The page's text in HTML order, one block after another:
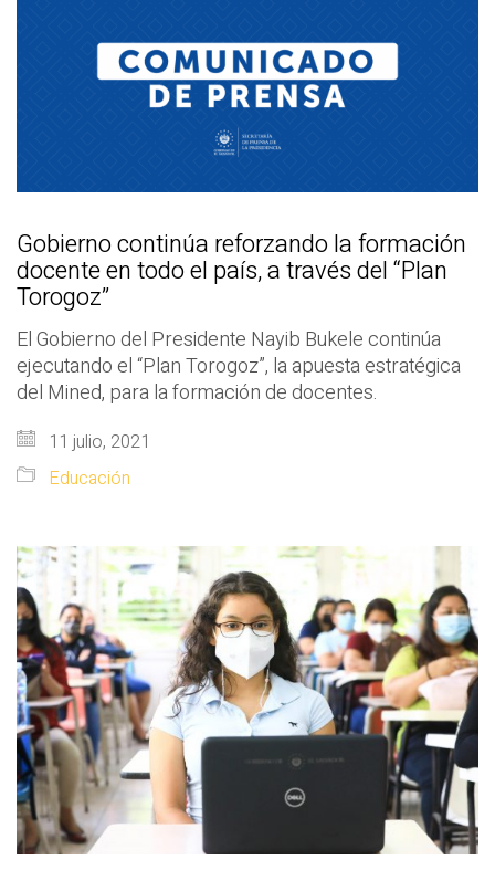
Gobierno continúa reforzando la formación
docente en todo el país, a través del “Plan
Torogoz”
El Gobierno del Presidente Nayib Bukele continúa
ejecutando el “Plan Torogoz”, la apuesta estratégica
del Mined, para la formación de docentes.
11 julio, 2021
Educación